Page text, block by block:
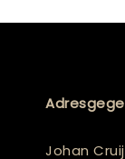
Johan